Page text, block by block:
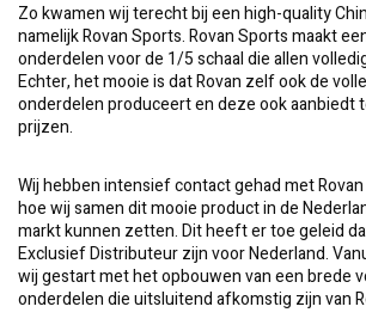
Zo kwamen wij terecht bij een high-quality
namelijk Rovan Sports. Rovan Sports maakt
onderdelen voor de 1/5 schaal die allen
Echter, het mooie is dat Rovan zelf ook de
onderdelen produceert en deze ook aanbiedt
prijzen.
Wij hebben intensief contact gehad met
hoe wij samen dit mooie product in de
markt kunnen zetten. Dit heeft er toe geleid
Exclusief Distributeur zijn voor Nederland.
wij gestart met het opbouwen van een brede
onderdelen die uitsluitend afkomstig zijn van